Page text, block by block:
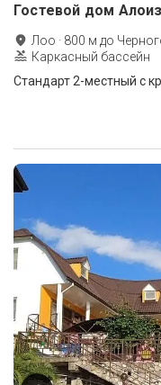
Гостевой дом
Лоо · 800 м до
Каркасный бассейн
Стандарт 2-местный с